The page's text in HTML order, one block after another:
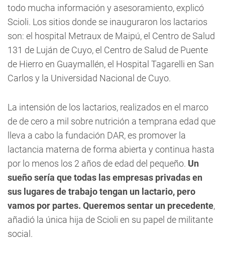
todo mucha información y asesoramiento, explicó
Scioli. Los sitios donde se inauguraron los lactarios
son: el hospital Metraux de Maipú, el Centro de Salud
131 de Luján de Cuyo, el Centro de Salud de Puente
de Hierro en Guaymallén, el Hospital Tagarelli en San
Carlos y la Universidad Nacional de Cuyo.
La intensión de los lactarios, realizados en el marco
de de cero a mil sobre nutrición a temprana edad que
lleva a cabo la fundación DAR, es promover la
lactancia materna de forma abierta y continua hasta
por lo menos los 2 años de edad del pequeño.  Un
sueño sería que todas las empresas privadas en
sus lugares de trabajo tengan un lactario, pero
vamos por partes. Queremos sentar un precedente,
añadió la única hija de Scioli en su papel de militante
social.